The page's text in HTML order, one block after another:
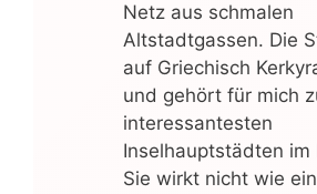
Netz aus schmalen
Altstadtgassen. Die
auf Griechisch
und gehört für mich
interessantesten
Inselhauptstädten im
Sie wirkt nicht wie